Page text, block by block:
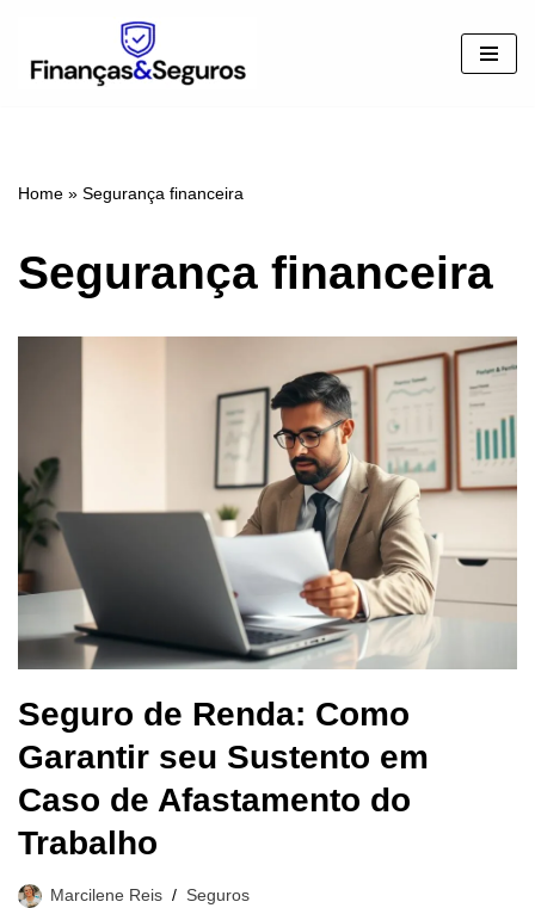
Pular
Home » Segurança financeira
Segurança financeira
Seguro de Renda: Como
Garantir seu Sustento em
Caso de Afastamento do
Trabalho
Marcilene Reis Seguros